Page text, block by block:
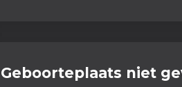
Geboorteplaats niet